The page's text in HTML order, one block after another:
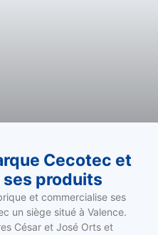
Cecotec et
produits
et commercialise ses
un siège situé à Valence.
César et José Orts et